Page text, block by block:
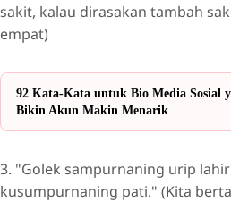
sakit, kalau dirasakan tambah
empat)
92 Kata-Kata untuk Bio Media Sosial
Bikin Akun Makin Menarik
3. "Golek sampurnaning urip
kusumpurnaning pati." (Kita